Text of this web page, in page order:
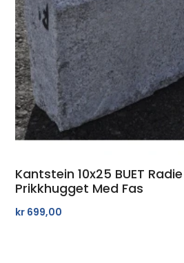
Kantstein 10x25 BUET
Prikkhugget Med Fas
kr 699,00